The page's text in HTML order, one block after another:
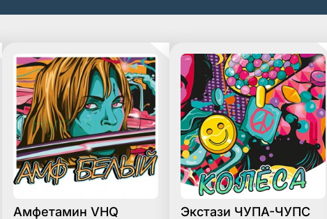
Амфетамин VHQ Экстази ЧУПА-ЧУПС